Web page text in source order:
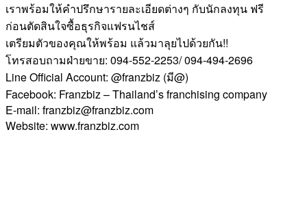
เราพร้อมให้คำปรึกษารายละเอียดต่างๆ กับนักลงทุน ฟรี
ก่อนตัดสินใจซื้อธุรกิจแฟรนไชส์
เตรียมตัวของคุณให้พร้อม แล้วมาลุยไปด้วยกัน!!
โทรสอบถามฝ่ายขาย: 094-552-2253/ 094-494-2696
Line Official Account: @franzbiz (มี@)
Facebook: Franzbiz – Thailand’s franchising company
E-mail: franzbiz@franzbiz.com
Website: www.franzbiz.com